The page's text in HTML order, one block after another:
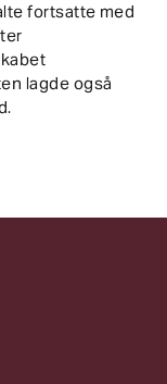
fortsatte med
lagde også